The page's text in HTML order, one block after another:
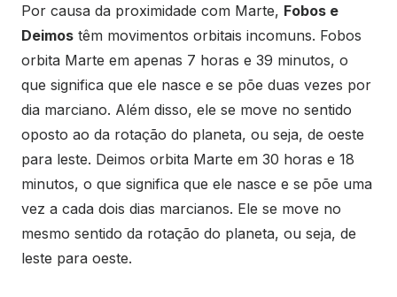
Por causa da proximidade com Marte, Fobos e
Deimos têm movimentos orbitais incomuns. Fobos
orbita Marte em apenas 7 horas e 39 minutos, o
que significa que ele nasce e se põe duas vezes por
dia marciano. Além disso, ele se move no sentido
oposto ao da rotação do planeta, ou seja, de oeste
para leste. Deimos orbita Marte em 30 horas e 18
minutos, o que significa que ele nasce e se põe uma
vez a cada dois dias marcianos. Ele se move no
mesmo sentido da rotação do planeta, ou seja, de
leste para oeste.